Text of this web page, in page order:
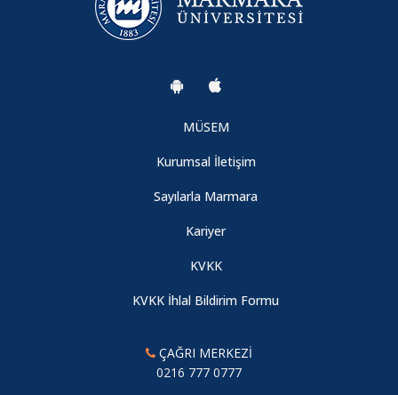
MÜSEM
Kurumsal İletişim
Sayılarla Marmara
Kariyer
KVKK
KVKK İhlal Bildirim Formu
ÇAĞRI MERKEZİ
0216 777 0777